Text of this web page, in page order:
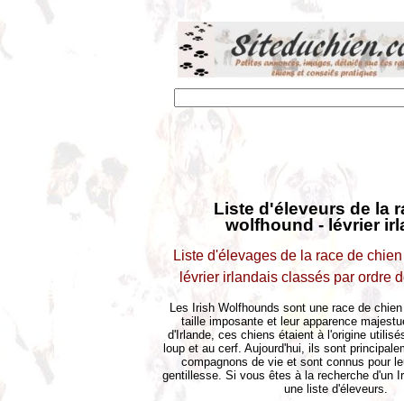
Liste d'éleveurs de la
wolfhound - lévrier
Liste d'élevages de la race de
lévrier irlandais classés par ordre
Les Irish Wolfhounds sont une race de
taille imposante et leur apparence
d'Irlande, ces chiens étaient à l'origine
loup et au cerf. Aujourd'hui, ils sont
compagnons de vie et sont connus pour
gentillesse. Si vous êtes à la recherche d'un
une liste d'éleveurs.